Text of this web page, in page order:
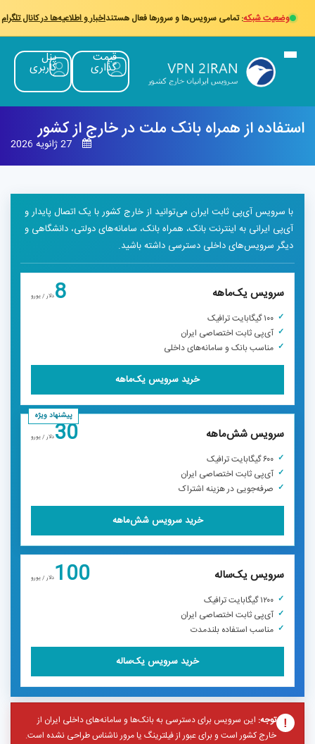
وضعیت شبکه: تمامی سرویس‌ها و سرورها فعال هستنداخبار و اطلاعیه‌ها در کانال تلگرام
قیمت
گذاری
پنل
کاربری
از همراه بانک ملت در خارج از کشور
27 ژانویه 2026
با سرویس آی‌پی ثابت ایران می‌توانید از خارج کشور با یک اتصال پایدار و
آی‌پی ایرانی به اینترنت بانک، همراه بانک، سامانه‌های دولتی، دانشگاهی و
دیگر سرویس‌های داخلی دسترسی داشته باشید.
سرویس یک‌ماهه دلار / یورو
۱۰۰ گیگابایت ترافیک
آی‌پی ثابت اختصاصی ایران
مناسب بانک و سامانه‌های داخلی
خرید سرویس یک‌ماهه
پیشنهاد ویژه
سرویس شش‌ماهه 30دلار / یورو
۶۰۰ گیگابایت ترافیک
آی‌پی ثابت اختصاصی ایران
صرفه‌جویی در هزینه اشتراک
خرید سرویس شش‌ماهه
سرویس یک‌ساله 100دلار / یورو
۱۲۰۰ گیگابایت ترافیک
آی‌پی ثابت اختصاصی ایران
مناسب استفاده بلندمدت
خرید سرویس یک‌ساله
توجه:این سرویس برای دسترسی به بانک‌ها و سامانه‌های داخلی ایران از
خارج کشور است و برای عبور از فیلترینگ یا مرور ناشناس طراحی نشده است.